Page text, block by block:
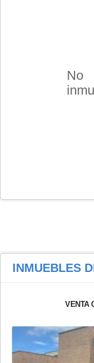
INMUEBLES
VENTA